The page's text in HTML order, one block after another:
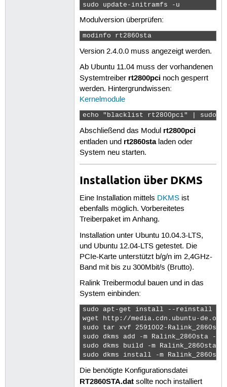
sudo update-initramfs -u
Modulversion überprüfen:
modinfo rt2860sta
Version 2.4.0.0 muss angezeigt werden.
Ab Ubuntu 11.04 muss der vorhandenen
Systemtreiber rt2800pcinoch gesperrt
werden. Hintergrundwissen:
Kernelmodule
echo "blacklist rt2800pci" | sudo
Abschließend das Modul rt2800pci
entladen und rt2860staladen oder
System neu starten.
Installation über DKMS
Eine Installation mittels DKMSist
ebenfalls möglich. Vorbereitetes
Treiberpaket im Anhang.
Installation unter Ubuntu 10.04.3-LTS,
und Ubuntu 12.04-LTS getestet. Die
PCIe-Karte unterstützt b/g/n im 2,4GHz-
Band mit bis zu 300Mbit/s (Brutto).
Ralink Treibermodul bauen und in das
System einbinden:
sudo apt-get install --reinstall
wget http://media.cdn.ubuntu-
sudo tar xvf 2591002-
sudo dkms add -m Ralink_2860sta -v
sudo dkms build -m Ralink_2860sta
sudo dkms install -m
Die benötigte Konfigurationsdatei
RT2860STA.datsollte noch installiert